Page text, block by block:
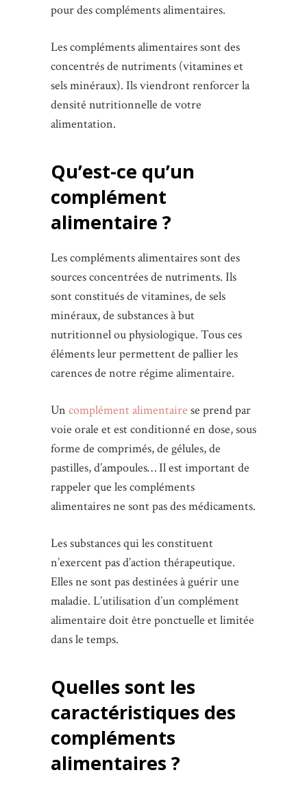
pour des compléments alimentaires.
Les compléments alimentaires sont des
concentrés de nutriments (vitamines et
sels minéraux). Ils viendront renforcer la
densité nutritionnelle de votre
alimentation.
Qu’est-ce qu’un
complément
alimentaire ?
Les compléments alimentaires sont des
sources concentrées de nutriments. Ils
sont constitués de vitamines, de sels
minéraux, de substances à but
nutritionnel ou physiologique. Tous ces
éléments leur permettent de pallier les
carences de notre régime alimentaire.
Un complément alimentaire se prend par
voie orale et est conditionné en dose, sous
forme de comprimés, de gélules, de
pastilles, d’ampoules… Il est important de
rappeler que les compléments
alimentaires ne sont pas des médicaments.
Les substances qui les constituent
n’exercent pas d’action thérapeutique.
Elles ne sont pas destinées à guérir une
maladie. L’utilisation d’un complément
alimentaire doit être ponctuelle et limitée
dans le temps.
Quelles sont les
caractéristiques des
compléments
alimentaires ?